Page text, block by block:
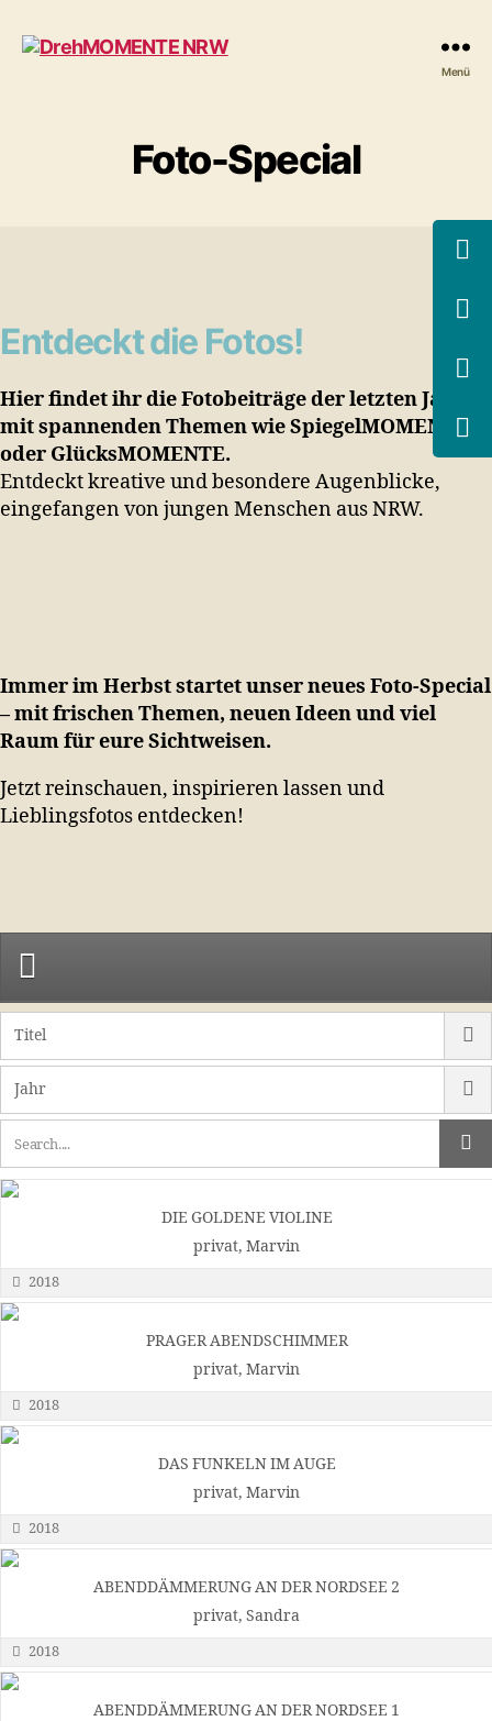
Menü
Foto-Special
Entdeckt die Fotos!
Hier findet ihr die Fotobeiträge der letzten Jahre,
mit spannenden Themen wie SpiegelMOMENTE
oder GlücksMOMENTE.
Entdeckt kreative und besondere Augenblicke,
eingefangen von jungen Menschen aus NRW.
Immer im Herbst startet unser neues Foto-Special
– mit frischen Themen, neuen Ideen und viel
Raum für eure Sichtweisen.
Jetzt reinschauen, inspirieren lassen und
Lieblingsfotos entdecken!
DIE GOLDENE VIOLINE
privat, Marvin
2018
PRAGER ABENDSCHIMMER
privat, Marvin
2018
DAS FUNKELN IM AUGE
privat, Marvin
2018
ABENDDÄMMERUNG AN DER NORDSEE 2
privat, Sandra
2018
ABENDDÄMMERUNG AN DER NORDSEE 1